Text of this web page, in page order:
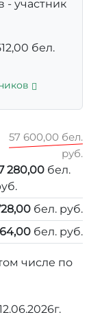
- участник
бел.
57 600,00 бел.
руб.
280,00 бел.
бел. руб.
бел. руб.
числе по